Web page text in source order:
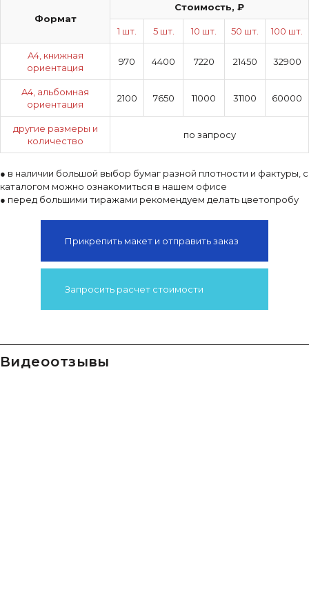
Формат
Стоимость, ₽
1 шт. 5 шт. 10 шт. 50 шт. 100 шт.
A4, книжная
ориентация
970 4400 7220 21450 32900
A4, альбомная
ориентация
2100 7650 11000 31100 60000
другие размеры и
количество
по запросу
● в наличии большой выбор бумаг разной плотности и фактуры, с
каталогом можно ознакомиться в нашем офисе
● перед большими тиражами рекомендуем делать цветопробу
Прикрепить макет и отправить заказ
Запросить расчет стоимости
видео отзывы